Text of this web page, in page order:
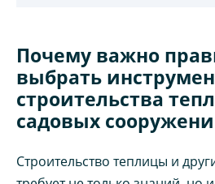
Почему важно
выбрать
строительства
садовых
Строительство теплицы и